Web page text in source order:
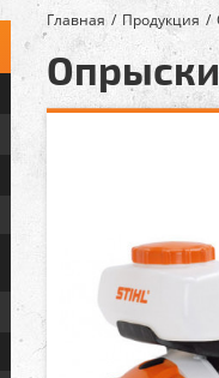
Главная Продукция